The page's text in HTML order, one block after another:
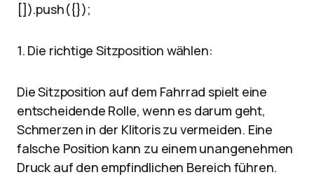
[]).push({});
1. Die richtige Sitzposition wählen:
Die Sitzposition auf dem Fahrrad spielt eine
entscheidende Rolle, wenn es darum geht,
Schmerzen in der Klitoris zu vermeiden. Eine
falsche Position kann zu einem unangenehmen
Druck auf den empfindlichen Bereich führen.